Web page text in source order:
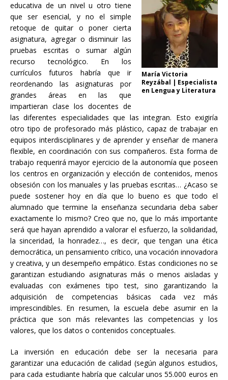
María Victoria
Reyzábal | Especialista
en Lengua y Literatura
educativa de un nivel u otro tiene
que ser esencial, y no el simple
retoque de quitar o poner cierta
asignatura, agregar o disminuir las
pruebas escritas o sumar algún
recurso tecnológico. En los
currículos futuros habría que ir
reordenando las asignaturas por
grandes áreas en las que
impartieran clase los docentes de
las diferentes especialidades que las integran. Esto exigiría
otro tipo de profesorado más plástico, capaz de trabajar en
equipos interdisciplinares y de aprender y enseñar de manera
flexible, en coordinación con sus compañeros. Esta forma de
trabajo requerirá mayor ejercicio de la autonomía que poseen
los centros en organización y elección de contenidos, menos
obsesión con los manuales y las pruebas escritas… ¿Acaso se
puede sostener hoy en día que lo bueno es que todo el
alumnado que termine la enseñanza secundaria deba saber
exactamente lo mismo? Creo que no, que lo más importante
será que hayan aprendido a valorar el esfuerzo, la solidaridad,
la sinceridad, la honradez…, es decir, que tengan una ética
democrática, un pensamiento crítico, una vocación innovadora
y creativa, y un desempeño empático. Estas condiciones no se
garantizan estudiando asignaturas más o menos aisladas y
evaluadas con exámenes tipo test, sino garantizando la
adquisición de competencias básicas cada vez más
imprescindibles. En resumen, la escuela debe asumir en la
práctica que son más relevantes las competencias y los
valores, que los datos o contenidos conceptuales.
La inversión en educación debe ser la necesaria para
garantizar una educación de calidad (según algunos estudios,
para cada estudiante habría que calcular unos 55.000 euros en